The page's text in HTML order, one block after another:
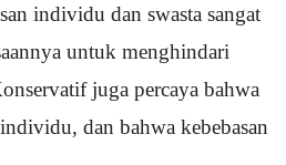
individu dan swasta sangat
untuk menghindari
juga percaya bahwa
dan bahwa kebebasan